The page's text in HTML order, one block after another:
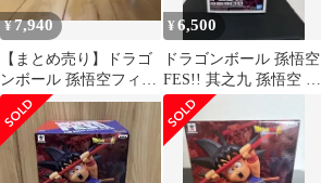
¥7,940
【まとめ売り】ドラゴ
ンボール 孫悟空フィギ
ュア 少年期 孫悟空FES
¥6,500
ドラゴンボール 孫悟空
FES!! 其之九 孫悟空 フ
ィギュア